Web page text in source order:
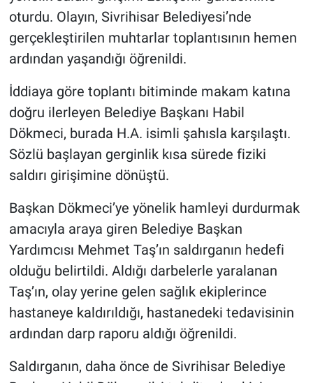
oturdu. Olayın, Sivrihisar Belediyesi’nde
gerçekleştirilen muhtarlar toplantısının hemen
ardından yaşandığı öğrenildi.
İddiaya göre toplantı bitiminde makam katına
doğru ilerleyen Belediye Başkanı Habil
Dökmeci, burada H.A. isimli şahısla karşılaştı.
Sözlü başlayan gerginlik kısa sürede fiziki
saldırı girişimine dönüştü.
Başkan Dökmeci’ye yönelik hamleyi durdurmak
amacıyla araya giren Belediye Başkan
Yardımcısı Mehmet Taş’ın saldırganın hedefi
olduğu belirtildi. Aldığı darbelerle yaralanan
Taş’ın, olay yerine gelen sağlık ekiplerince
hastaneye kaldırıldığı, hastanedeki tedavisinin
ardından darp raporu aldığı öğrenildi.
Saldırganın, daha önce de Sivrihisar Belediye
Bilim ve Teknoloji